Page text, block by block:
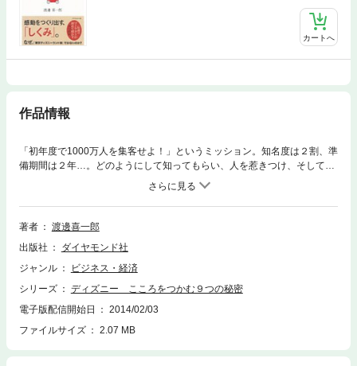
カートへ
作品情報
「初年度で1000万人を集客せよ！」というミッション。知名度は２割、準
備期間は２年…。どのようにして知ってもらい、人を惹きつけ、そして離
さず、リピーターになってもらうか？ ９つのしくみから分かる、感動を
つくりだすディズニーマーケティングの秘密を、ゼロの状態から作ってい
った著者が初公開。
著者
渡邊喜一郎
出版社
ダイヤモンド社
ジャンル
ビジネス・経済
シリーズ
ディズニー こころをつかむ９つの秘密
電子版配信開始日
2014/02/03
ファイルサイズ
2.07 MB